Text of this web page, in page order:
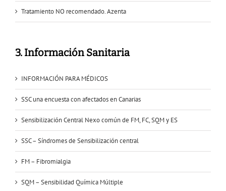
Tratamiento NO recomendado. Azenta
3. Información Sanitaria
INFORMACIÓN PARA MÉDICOS
SSC una encuesta con afectados en Canarias
Sensibilización Central Nexo común de FM, FC, SQM y ES
SSC – Síndromes de Sensibilización central
FM – Fibromialgia
SQM – Sensibilidad Química Múltiple